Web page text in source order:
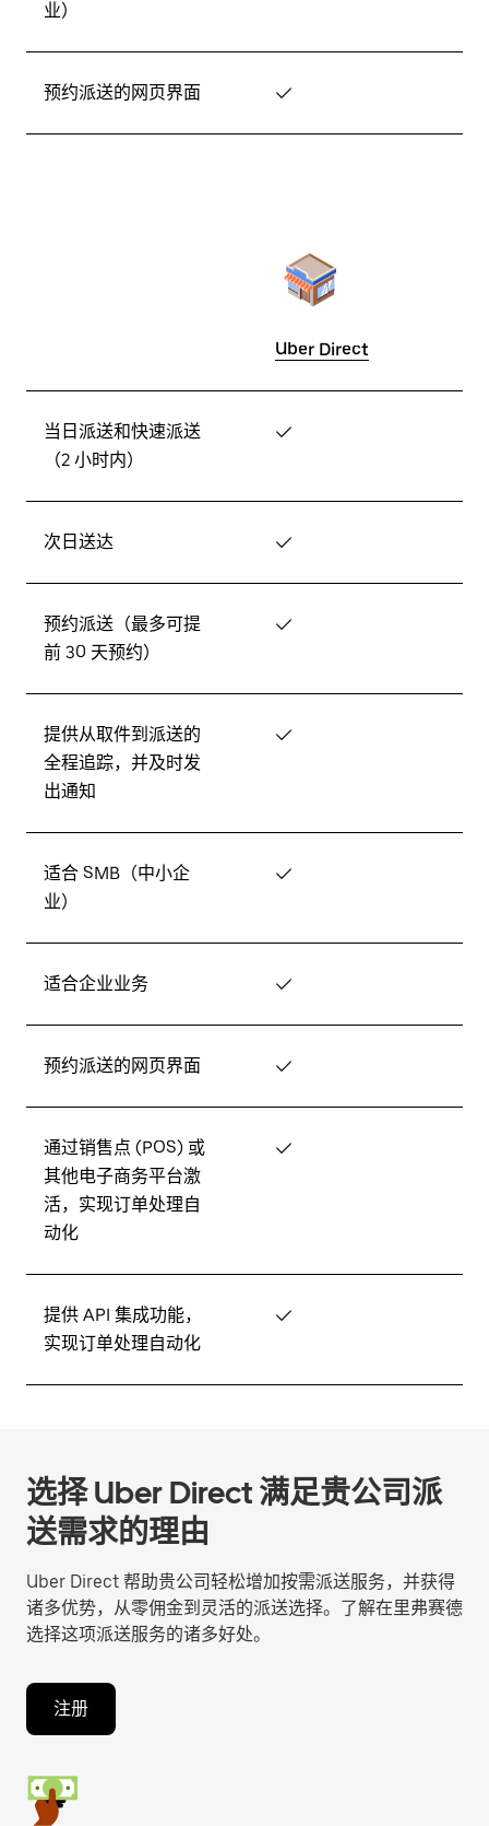
业）
预约派送的网页界面 ✓
Uber Direct
当日派送和快速派送
（2 小时内）
✓
次日送达 ✓
预约派送（最多可提
前 30 天预约）
✓
提供从取件到派送的
全程追踪，并及时发
出通知
✓
适合 SMB（中小企
业）
✓
适合企业业务 ✓
预约派送的网页界面 ✓
通过销售点 (POS) 或
其他电子商务平台激
活，实现订单处理自
动化
✓
提供 API 集成功能，
实现订单处理自动化
✓
选择 Uber Direct 满足贵公司派
送需求的理由
Uber Direct 帮助贵公司轻松增加按需派送服务，并获得
诸多优势，从零佣金到灵活的派送选择。了解在里弗赛德
选择这项派送服务的诸多好处。
注册